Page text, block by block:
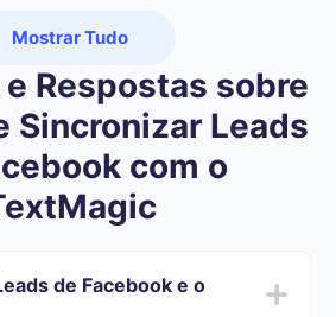
Mostrar Tudo
Respostas sobre
Sincronizar Leads
com o
de Facebook e o